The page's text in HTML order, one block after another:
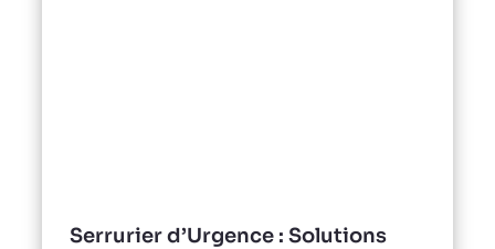
Serrurier d’Urgence : Solutions